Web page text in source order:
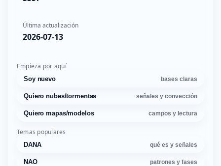
Última actualización
2026-07-13
Empieza por aquí
Soy nuevo bases claras
Quiero nubes/tormentas señales y convección
Quiero mapas/modelos campos y lectura
Temas populares
DANA qué es y señales
NAO patrones y fases